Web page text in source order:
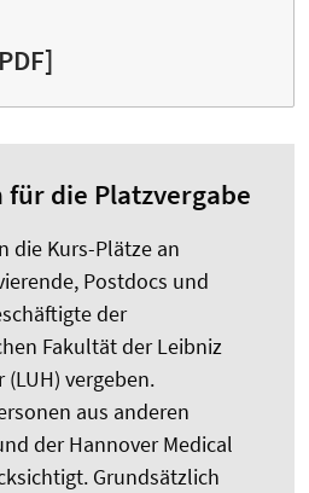
die Platzvergabe
die Kurs-Plätze an
Postdocs und
der
Fakultät der Leibniz
vergeben.
aus anderen
der Hannover Medical
Grundsätzlich